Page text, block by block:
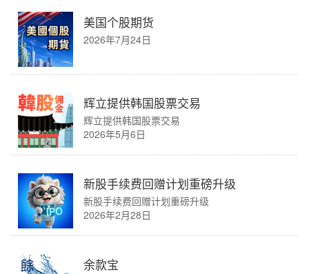
美国个股期货
2026年7月24日
辉立提供韩国股票交易
辉立提供韩国股票交易
2026年5月6日
新股手续费回赠计划重磅升级
新股手续费回赠计划重磅升级
2026年2月28日
余款宝